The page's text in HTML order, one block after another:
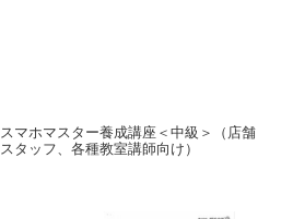
スマホマスター養成講座＜中級＞（店舗
スタッフ、各種教室講師向け）